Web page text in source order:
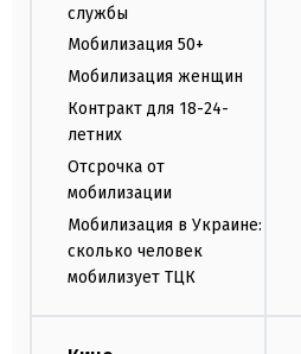
службы
Мобилизация 50+
Мобилизация женщин
Контракт для 18-24-
летних
Отсрочка от
мобилизации
Мобилизация в Украине:
сколько человек
мобилизует ТЦК